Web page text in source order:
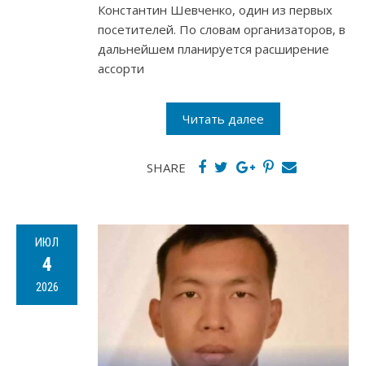
Константин Шевченко, один из первых
посетителей. По словам организаторов, в
дальнейшем планируется расширение
ассорти
Читать далее
SHARE
ИЮЛ
4
2026